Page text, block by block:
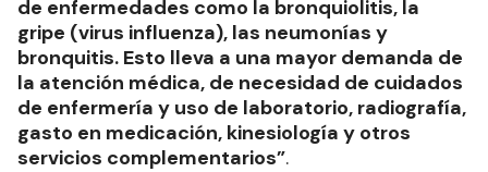
de enfermedades como la bronquiolitis, la
gripe (virus influenza), las neumonías y
bronquitis. Esto lleva a una mayor demanda de
la atención médica, de necesidad de cuidados
de enfermería y uso de laboratorio, radiografía,
gasto en medicación, kinesiología y otros
servicios complementarios”.